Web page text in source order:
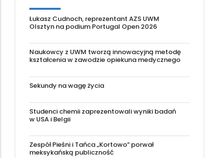
Łukasz Cudnoch, reprezentant AZS UWM
Olsztyn na podium Portugal Open 2026
Naukowcy z UWM tworzą innowacyjną metodę
kształcenia w zawodzie opiekuna medycznego
Sekundy na wagę życia
Studenci chemii zaprezentowali wyniki badań
w USA i Belgii
Zespół Pieśni i Tańca „Kortowo” porwał
meksykańską publiczność